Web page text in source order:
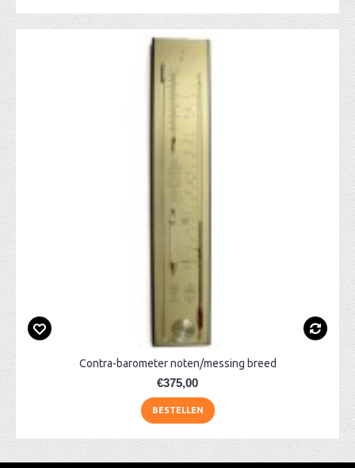
Contra-barometer noten/messing breed
€375,00
BESTELLEN